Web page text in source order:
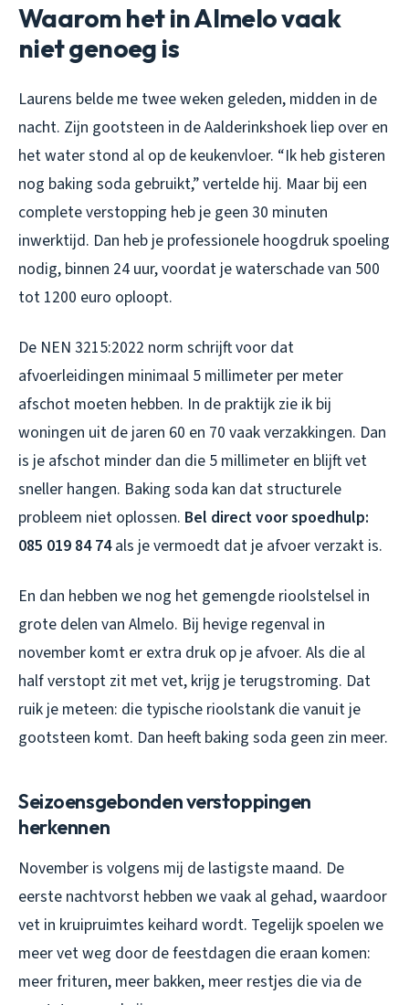
Waarom het in Almelo vaak
niet genoeg is
Laurens belde me twee weken geleden, midden in de
nacht. Zijn gootsteen in de Aalderinkshoek liep over en
het water stond al op de keukenvloer. “Ik heb gisteren
nog baking soda gebruikt,” vertelde hij. Maar bij een
complete verstopping heb je geen 30 minuten
inwerktijd. Dan heb je professionele hoogdruk spoeling
nodig, binnen 24 uur, voordat je waterschade van 500
tot 1200 euro oploopt.
De NEN 3215:2022 norm schrijft voor dat
afvoerleidingen minimaal 5 millimeter per meter
afschot moeten hebben. In de praktijk zie ik bij
woningen uit de jaren 60 en 70 vaak verzakkingen. Dan
is je afschot minder dan die 5 millimeter en blijft vet
sneller hangen. Baking soda kan dat structurele
probleem niet oplossen. Bel direct voor spoedhulp:
085 019 84 74als je vermoedt dat je afvoer verzakt is.
En dan hebben we nog het gemengde rioolstelsel in
grote delen van Almelo. Bij hevige regenval in
november komt er extra druk op je afvoer. Als die al
half verstopt zit met vet, krijg je terugstroming. Dat
ruik je meteen: die typische rioolstank die vanuit je
gootsteen komt. Dan heeft baking soda geen zin meer.
Seizoensgebonden verstoppingen
herkennen
November is volgens mij de lastigste maand. De
eerste nachtvorst hebben we vaak al gehad, waardoor
vet in kruipruimtes keihard wordt. Tegelijk spoelen we
meer vet weg door de feestdagen die eraan komen:
meer frituren, meer bakken, meer restjes die via de